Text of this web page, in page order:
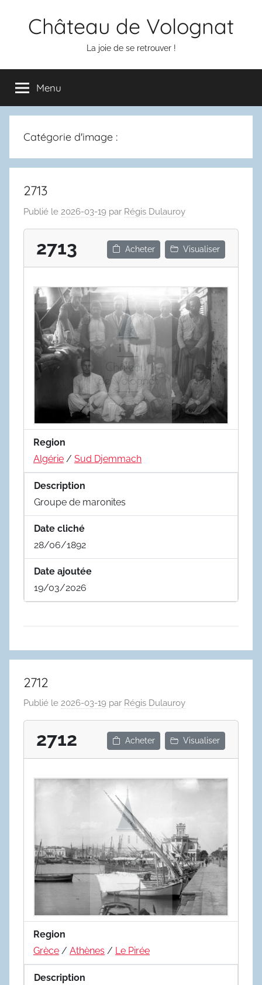
Château de Volognat
La joie de se retrouver !
Menu
Catégorie d'image :
2713
Publié le 2026-03-19 par Régis Dulauroy
2713 Acheter Visualiser
Region
Algérie / Sud Djemmach
Description
Groupe de maronites
Date cliché
28/06/1892
Date ajoutée
19/03/2026
2712
Publié le 2026-03-19 par Régis Dulauroy
2712 Acheter Visualiser
Region
Grèce / Athènes / Le Pirée
Description